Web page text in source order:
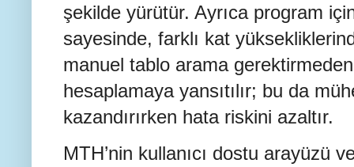
şekilde yürütür. Ayrıca program
sayesinde, farklı kat
manuel tablo arama
hesaplamaya yansıtılır; bu da
kazandırırken hata riskini azaltır.
MTH’nin kullanıcı dostu arayüzü